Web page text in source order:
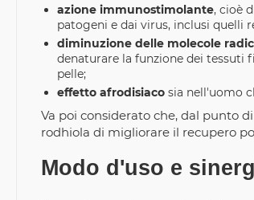
azione immunostimolante, cioè
patogeni e dai virus, inclusi quelli
diminuzione delle molecole
denaturare la funzione dei tessuti
pelle;
effetto afrodisiaco sia nell'uomo
Va poi considerato che, dal punto
rodhiola di migliorare il recupero
Modo d'uso e